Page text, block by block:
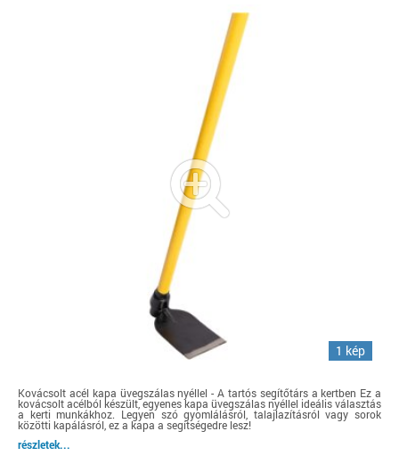
1 kép
Kovácsolt acél kapa üvegszálas nyéllel - A tartós segítőtárs a kertben Ez a
kovácsolt acélból készült, egyenes kapa üvegszálas nyéllel ideális választás
a kerti munkákhoz. Legyen szó gyomlálásról, talajlazításról vagy sorok
közötti kapálásról, ez a kapa a segítségedre lesz!
részletek...